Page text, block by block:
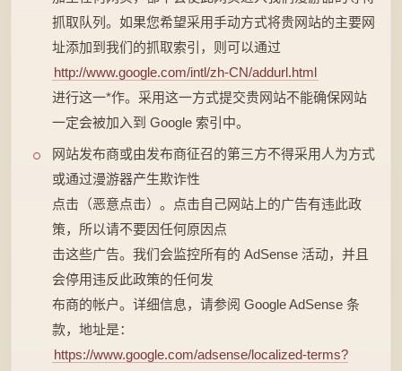
抓取队列。如果您希望采用手动方式将贵网站的主要网
址添加到我们的抓取索引，则可以通过
http://www.google.com/intl/zh-CN/addurl.html
进行这一*作。采用这一方式提交贵网站不能确保网站
一定会被加入到 Google 索引中。
网站发布商或由发布商征召的第三方不得采用人为方式
或通过漫游器产生欺诈性
点击（恶意点击）。点击自己网站上的广告有违此政
策，所以请不要因任何原因点
击这些广告。我们会监控所有的 AdSense 活动，并且
会停用违反此政策的任何发
布商的帐户。详细信息，请参阅 Google AdSense 条
款，地址是：
https://www.google.com/adsense/localized-terms?